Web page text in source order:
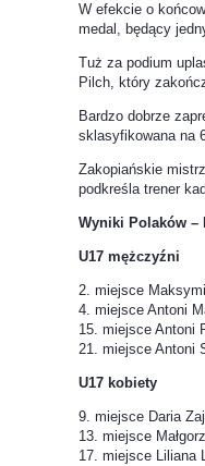
W efekcie o
medal, będący
Tuż za podium
Pilch, który
Bardzo dobrze
sklasyfikowana na
Zakopiańskie
podkreśla trener
Wyniki Polaków –
U17 mężczyźni
2. miejsce
4. miejsce Antoni
15. miejsce Antoni
21. miejsce Antoni
U17 kobiety
9. miejsce Daria
13. miejsce
17. miejsce Liliana